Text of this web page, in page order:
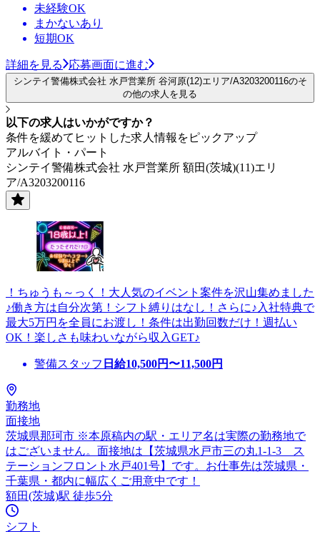
未経験OK
まかないあり
短期OK
詳細を見る 応募画面に進む
シンテイ警備株式会社 水戸営業所 谷河原(12)エリア/A3203200116のそ
の他の求人を見る
以下の求人はいかがですか？
条件を緩めてヒットした求人情報をピックアップ
アルバイト・パート
シンテイ警備株式会社 水戸営業所 額田(茨城)(11)エリ
ア/A3203200116
！ちゅうも～っく！大人気のイベント案件を沢山集めました
♪働き方は自分次第！シフト縛りはなし！さらに♪入社特典で
最大5万円を全員にお渡し！条件は出勤回数だけ！週払い
OK！楽しさも味わいながら収入GET♪
警備スタッフ 日給10,500円〜11,500円
勤務地
面接地
茨城県那珂市 ※本原稿内の駅・エリア名は実際の勤務地で
はございません。面接地は【茨城県水戸市三の丸1-1-3 ス
テーションフロント水戸401号】です。お仕事先は茨城県・
千葉県・都内に幅広くご用意中です！
額田(茨城)駅 徒歩5分
シフト